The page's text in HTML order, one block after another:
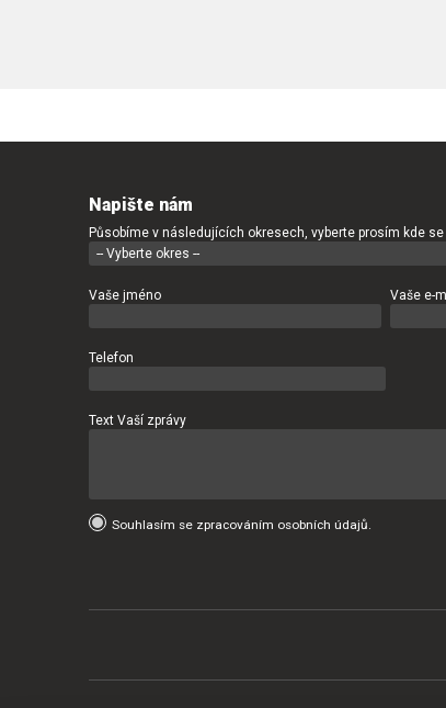
Napište nám
Působíme v následujících okresech, vyberte prosím kde
Vaše jméno Vaše e-
Telefon
Text Vaší zprávy
Souhlasím se zpracováním osobních údajů.